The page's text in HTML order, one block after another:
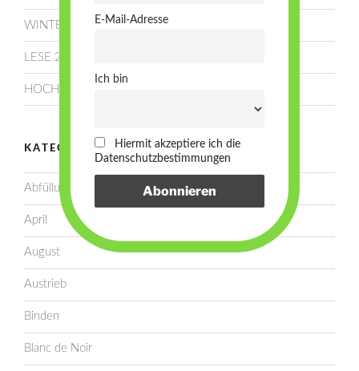
WINTERRUHE
LESE 2025!
HOCHSOMMER!
KATEGORIEN
Abfüllung
April
August
Austrieb
Binden
Blanc de Noir
E-Mail-Adresse
Ich bin
Hiermit akzeptiere ich die
Datenschutzbestimmungen